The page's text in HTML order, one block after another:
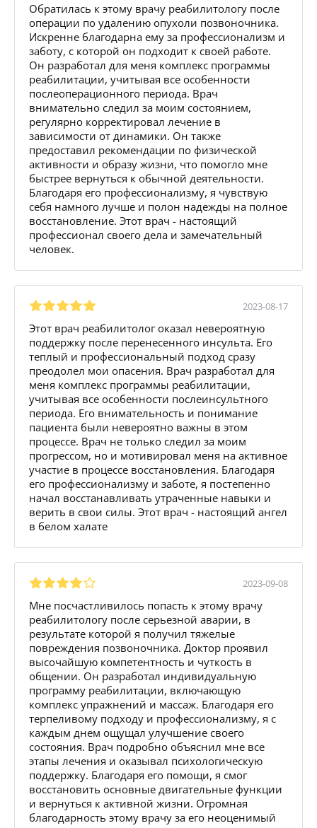
Обратилась к этому врачу реабилитологу после
операции по удалению опухоли позвоночника.
Искренне благодарна ему за профессионализм и
заботу, с которой он подходит к своей работе.
Он разработал для меня комплекс программы
реабилитации, учитывая все особенности
послеоперационного периода. Врач
внимательно следил за моим состоянием,
регулярно корректировал лечение в
зависимости от динамики. Он также
предоставил рекомендации по физической
активности и образу жизни, что помогло мне
быстрее вернуться к обычной деятельности.
Благодаря его профессионализму, я чувствую
себя намного лучше и полон надежды на полное
восстановление. Этот врач - настоящий
профессионал своего дела и замечательный
человек.
2023-08-17
Этот врач реабилитолог оказал невероятную
поддержку после перенесенного инсульта. Его
теплый и профессиональный подход сразу
преодолел мои опасения. Врач разработал для
меня комплекс программы реабилитации,
учитывая все особенности послеинсультного
периода. Его внимательность и понимание
пациента были невероятно важны в этом
процессе. Врач не только следил за моим
прогрессом, но и мотивировал меня на активное
участие в процессе восстановления. Благодаря
его профессионализму и заботе, я постепенно
начал восстанавливать утраченные навыки и
верить в свои силы. Этот врач - настоящий ангел
в белом халате
2023-09-08
Мне посчастливилось попасть к этому врачу
реабилитологу после серьезной аварии, в
результате которой я получил тяжелые
повреждения позвоночника. Доктор проявил
высочайшую компетентность и чуткость в
общении. Он разработал индивидуальную
программу реабилитации, включающую
комплекс упражнений и массаж. Благодаря его
терпеливому подходу и профессионализму, я с
каждым днем ощущал улучшение своего
состояния. Врач подробно объяснил мне все
этапы лечения и оказывал психологическую
поддержку. Благодаря его помощи, я смог
восстановить основные двигательные функции
и вернуться к активной жизни. Огромная
благодарность этому врачу за его неоценимый